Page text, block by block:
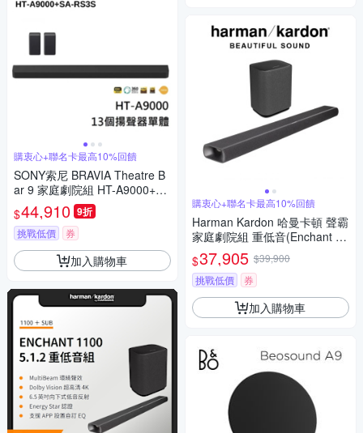
購衷心+聯名卡最高10%回饋
SONY索尼 BRAVIA Theatre B
ar 9 家庭劇院組 HT-A9000+SA
-RS3S
$44,910 9折
挑戰低價 券
加入購物車
購衷心+聯名卡最高10%回饋
Harman Kardon 哈曼卡頓 聲霸
家庭劇院組 重低音(Enchant 11
00 + Enchant Sub)
$37,905 $39,900
挑戰低價
券
加入購物車